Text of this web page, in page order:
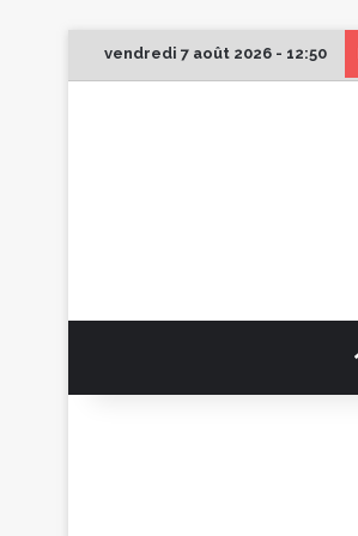
vendredi 7 août 2026 - 12:50